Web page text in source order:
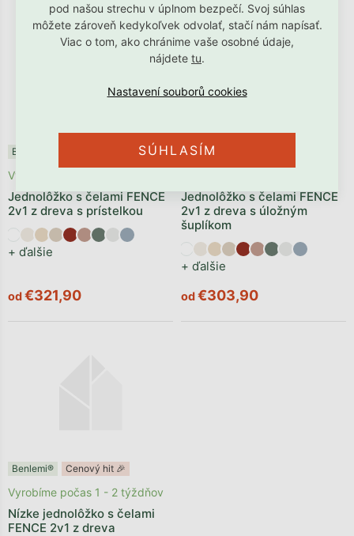
pod našou strechu v úplnom bezpečí. Svoj súhlas
môžete zároveň kedykoľvek odvolať, stačí nám napísať.
Viac o tom, ako chránime vaše osobné údaje,
nájdete tu.
SÚHLASÍM
Benlemi®
Jednolôžko s čelami FENCE
2v1 z dreva s prístelkou
+ ďalšie
Vyrobíme počas 1 - 2 týždňov
od€321,90
Bestseller ✩
Jednolôžko s čelami FENCE
2v1 z dreva s úložným
šuplíkom
+ ďalšie
od€303,90
Benlemi® Cenový hit 🎉
Nízke jednolôžko s čelami
FENCE 2v1 z dreva
Vyrobíme počas 1 - 2 týždňov